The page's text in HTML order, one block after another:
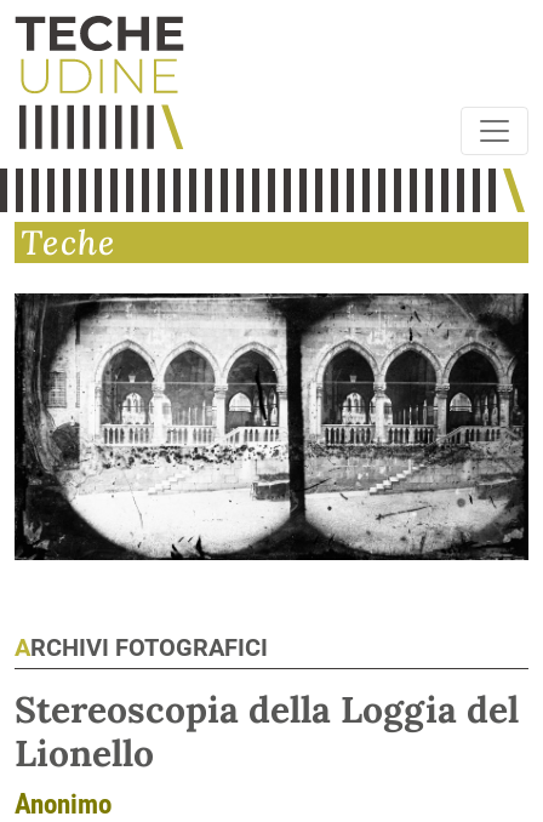
Teche
ARCHIVI FOTOGRAFICI
Stereoscopia della Loggia del
Lionello
Anonimo